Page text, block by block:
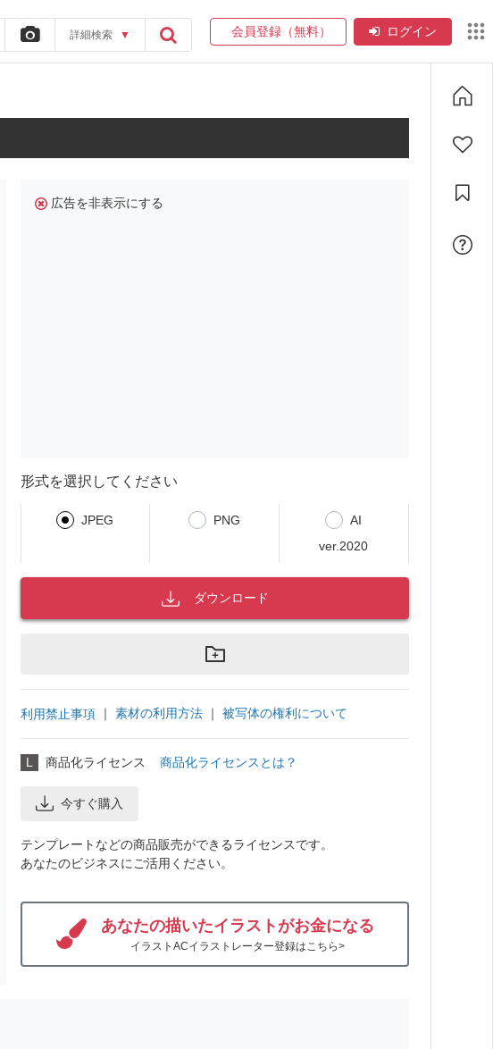
詳細検索 ▼ 会員登録（無料） ログイン
広告を非表示にする
形式を選択してください
JPEG PNG
AI
ver.2020
ダウンロード
利用禁止事項 ｜ 素材の利用方法 ｜ 被写体の権利について
L 商品化ライセンス 商品化ライセンスとは？
今すぐ購入
テンプレートなどの商品販売ができるライセンスです。
あなたのビジネスにご活用ください。
あなたの描いたイラストがお金になる
イラストACイラストレーター登録はこちら>